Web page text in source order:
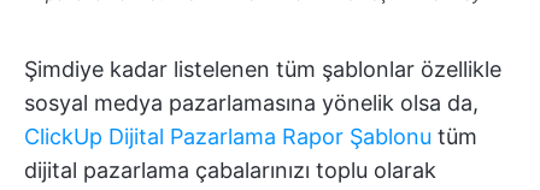
Şimdiye kadar listelenen tüm şablonlar özellikle
sosyal medya pazarlamasına yönelik olsa da,
ClickUp Dijital Pazarlama Rapor Şablonu tüm
dijital pazarlama çabalarınızı toplu olarak